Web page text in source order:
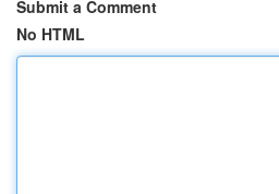
Submit a Comment
No HTML